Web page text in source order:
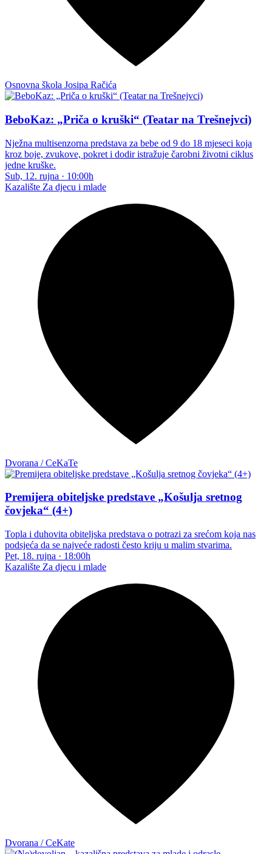
Osnovna škola Josipa Račića
BeboKaz: „Priča o kruški“ (Teatar na Trešnejvci)
Nježna multisenzorna predstava za bebe od 9 do 18 mjeseci koja
kroz boje, zvukove, pokret i dodir istražuje čarobni životni ciklus
jedne kruške.
Sub, 12. rujna · 10:00h
Kazalište Za djecu i mlade
Dvorana / CeKaTe
Premijera obiteljske predstave „Košulja sretnog
čovjeka“ (4+)
Topla i duhovita obiteljska predstava o potrazi za srećom koja nas
podsjeća da se najveće radosti često kriju u malim stvarima.
Pet, 18. rujna · 18:00h
Kazalište Za djecu i mlade
Dvorana / CeKate